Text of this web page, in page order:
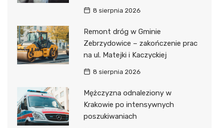
8 sierpnia 2026
Remont dróg w Gminie
Zebrzydowice – zakończenie prac
na ul. Matejki i Kaczyckiej
8 sierpnia 2026
Mężczyzna odnaleziony w
Krakowie po intensywnych
poszukiwaniach